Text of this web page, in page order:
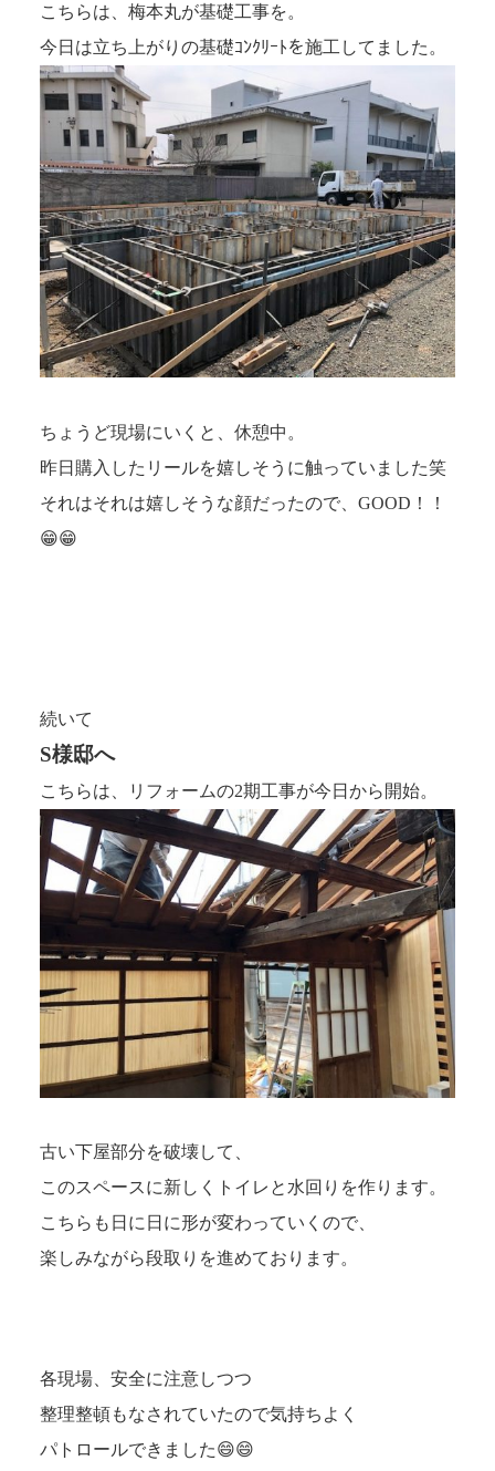
こちらは、梅本丸が基礎工事を。
今日は立ち上がりの基礎ｺﾝｸﾘｰﾄを施工してました。
ちょうど現場にいくと、休憩中。
昨日購入したリールを嬉しそうに触っていました笑
それはそれは嬉しそうな顔だったので、GOOD！！
😁😁
続いて
S様邸へ
こちらは、リフォームの2期工事が今日から開始。
古い下屋部分を破壊して、
このスペースに新しくトイレと水回りを作ります。
こちらも日に日に形が変わっていくので、
楽しみながら段取りを進めております。
各現場、安全に注意しつつ
整理整頓もなされていたので気持ちよく
パトロールできました😄😄